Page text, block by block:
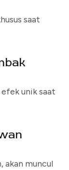
saat
unik saat
akan muncul